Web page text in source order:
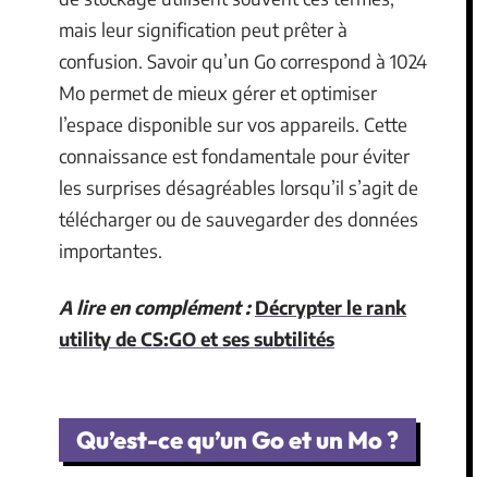
mais leur signification peut prêter à
confusion. Savoir qu’un Go correspond à 1024
Mo permet de mieux gérer et optimiser
l’espace disponible sur vos appareils. Cette
connaissance est fondamentale pour éviter
les surprises désagréables lorsqu’il s’agit de
télécharger ou de sauvegarder des données
importantes.
A lire en complément : Décrypter le rank
utility de CS:GO et ses subtilités
Qu’est-ce qu’un Go et un Mo ?